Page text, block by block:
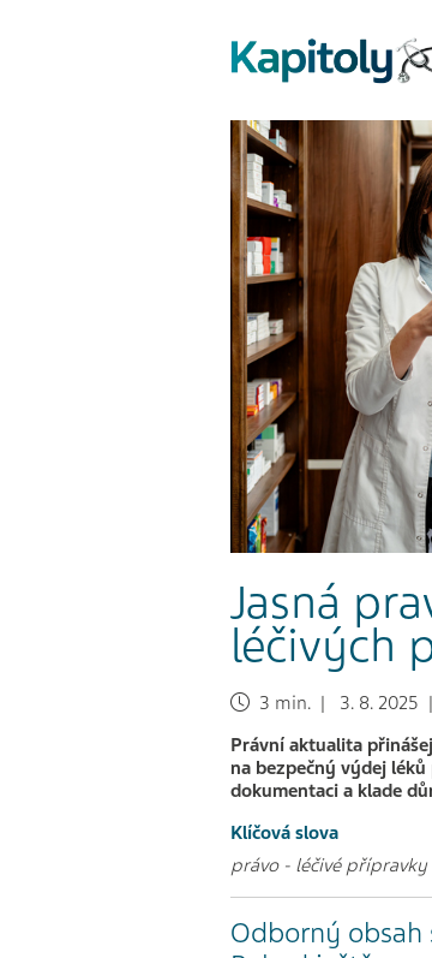
Jasná
léčivých
3 min. | 3. 8. 2025 |
Právní aktualita
na bezpečný výdej
dokumentaci a klade
Klíčová slova
právo- léčivé přípravky
Odborný